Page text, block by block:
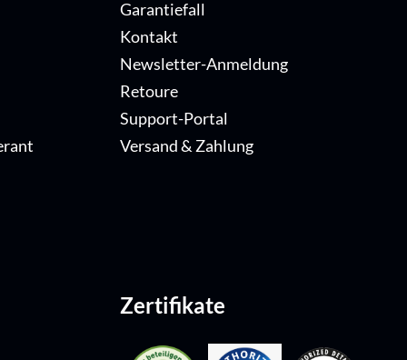
Garantiefall
Kontakt
Newsletter-Anmeldung
Retoure
Support-Portal
Versand & Zahlung
Zertifikate